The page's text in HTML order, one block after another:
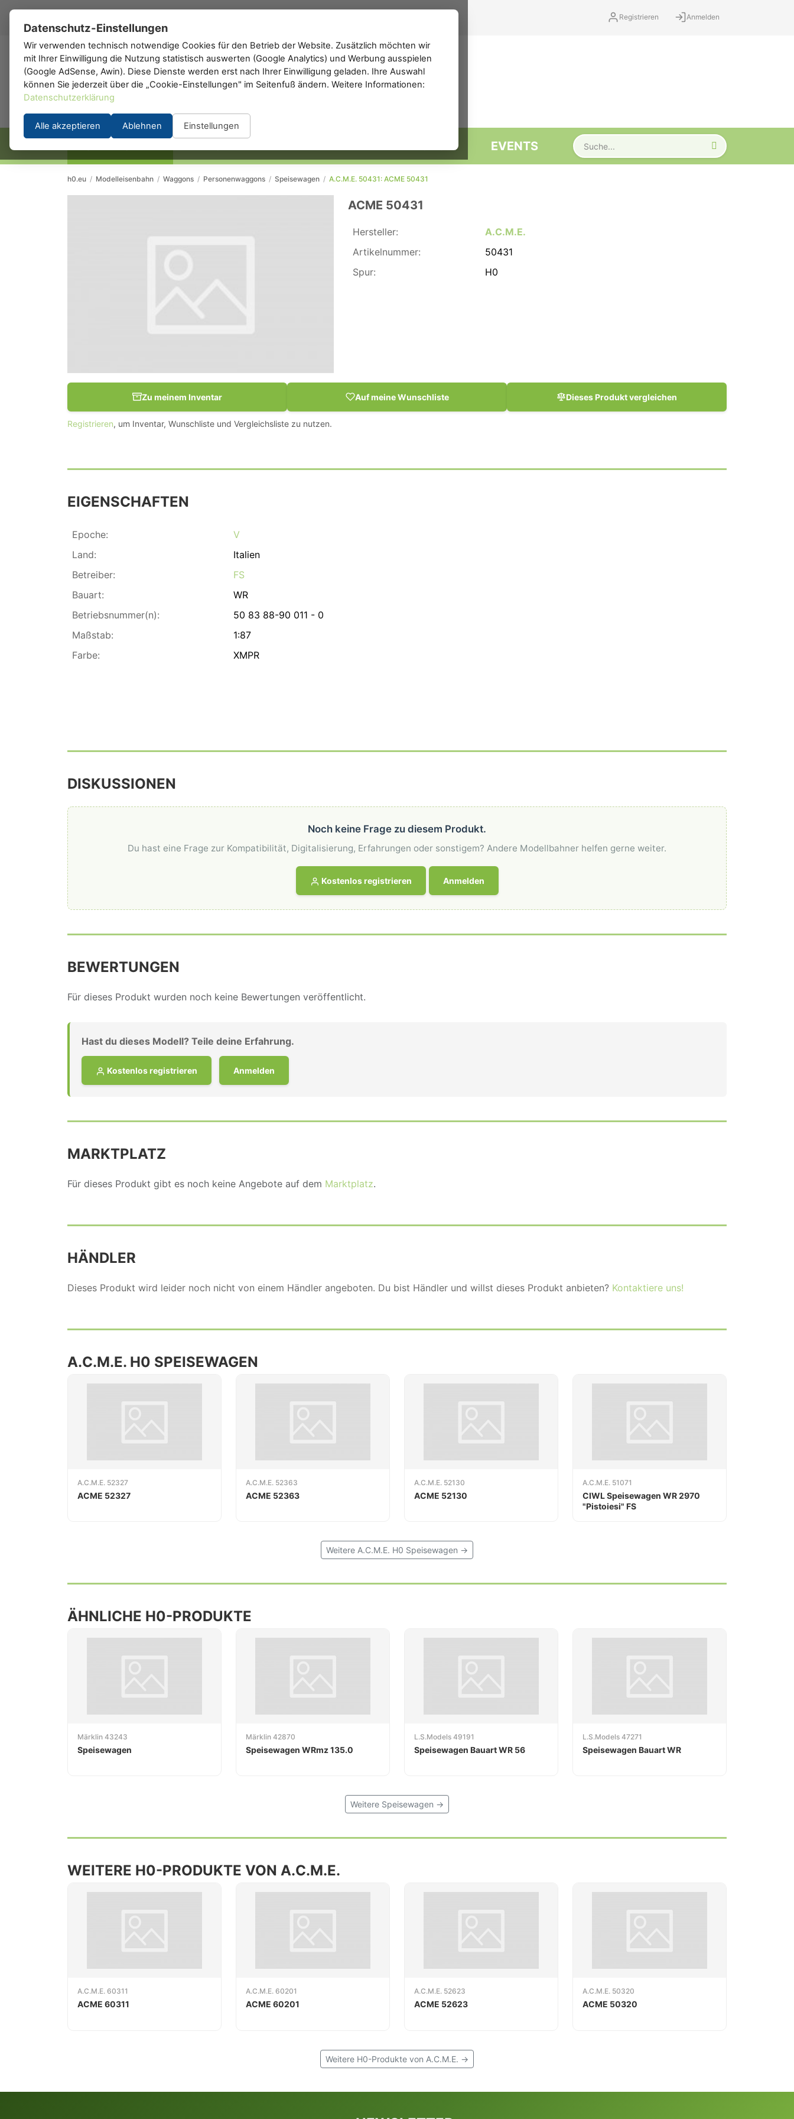
Registrieren Anmelden
h0 .de
FORUM EVENTS
h0.eu / Modelleisenbahn / Waggons / Personenwaggons / Speisewagen / A.C.M.E. 50431: ACME 50431
ACME 50431
Hersteller:
A.C.M.E.
Artikelnummer:
50431
Spur:
H0
Zu meinem Inventar Auf meine Wunschliste Dieses Produkt vergleichen
Registrieren, um Inventar, Wunschliste und Vergleichsliste zu nutzen.
EIGENSCHAFTEN
Epoche:
V
Land:
Italien
Betreiber:
FS
Bauart:
WR
Betriebsnummer(n):
50 83 88-90 011 - 0
Maßstab:
1:87
Farbe:
XMPR
DISKUSSIONEN
Noch keine Frage zu diesem Produkt.
Du hast eine Frage zur Kompatibilität, Digitalisierung, Erfahrungen oder sonstigem? Andere Modellbahner helfen gerne weiter.
Kostenlos registrieren Anmelden
BEWERTUNGEN
Für dieses Produkt wurden noch keine Bewertungen veröffentlicht.
Hast du dieses Modell? Teile deine Erfahrung.
Kostenlos registrieren Anmelden
MARKTPLATZ
Für dieses Produkt gibt es noch keine Angebote auf dem Marktplatz.
HÄNDLER
Dieses Produkt wird leider noch nicht von einem Händler angeboten. Du bist Händler und willst dieses Produkt anbieten? Kontaktiere uns!
A.C.M.E. H0 SPEISEWAGEN
A.C.M.E. 52327
ACME 52327
A.C.M.E. 52363
ACME 52363
A.C.M.E. 52130
ACME 52130
A.C.M.E. 51071
CIWL Speisewagen WR 2970
"Pistoiesi" FS
Weitere A.C.M.E. H0 Speisewagen →
ÄHNLICHE H0-PRODUKTE
Märklin 43243
Speisewagen
Märklin 42870
Speisewagen WRmz 135.0
L.S.Models 49191
Speisewagen Bauart WR 56
L.S.Models 47271
Speisewagen Bauart WR
Weitere Speisewagen →
WEITERE H0-PRODUKTE VON A.C.M.E.
A.C.M.E. 60311
ACME 60311
A.C.M.E. 60201
ACME 60201
A.C.M.E. 52623
ACME 52623
A.C.M.E. 50320
ACME 50320
Weitere H0-Produkte von A.C.M.E. →
Datenschutz-Einstellungen
Wir verwenden technisch notwendige Cookies für den Betrieb der Website. Zusätzlich möchten wir
mit Ihrer Einwilligung die Nutzung statistisch auswerten (Google Analytics) und Werbung ausspielen
(Google AdSense, Awin). Diese Dienste werden erst nach Ihrer Einwilligung geladen. Ihre Auswahl
können Sie jederzeit über die „Cookie-Einstellungen" im Seitenfuß ändern. Weitere Informationen:
Datenschutzerklärung
Alle akzeptieren Ablehnen Einstellungen